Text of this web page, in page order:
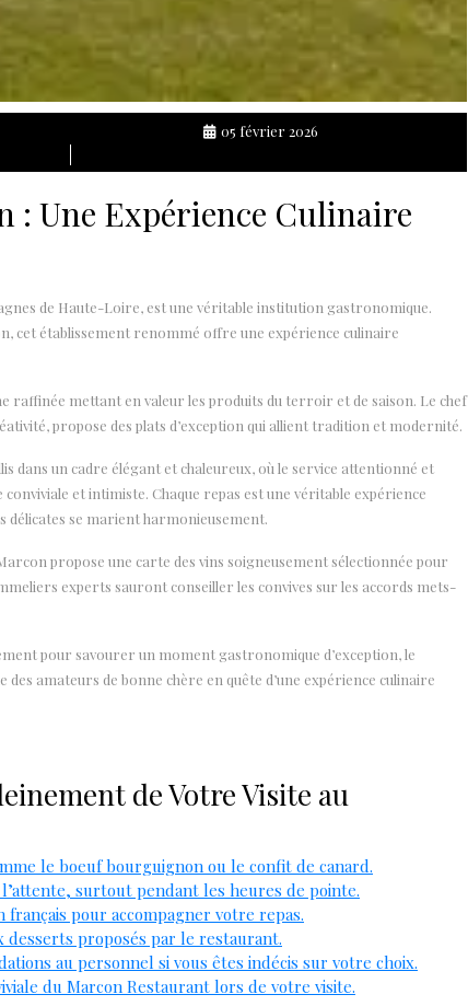
05 février 2026
: Une Expérience Culinaire
de Haute-Loire, est une véritable institution gastronomique.
cet établissement renommé offre une expérience culinaire
raffinée mettant en valeur les produits du terroir et de saison. Le chef
propose des plats d’exception qui allient tradition et modernité.
dans un cadre élégant et chaleureux, où le service attentionné et
et intimiste. Chaque repas est une véritable expérience
délicates se marient harmonieusement.
propose une carte des vins soigneusement sélectionnée pour
experts sauront conseiller les convives sur les accords mets-
pour savourer un moment gastronomique d’exception, le
amateurs de bonne chère en quête d’une expérience culinaire
de Votre Visite au
le boeuf bourguignon ou le confit de canard.
surtout pendant les heures de pointe.
pour accompagner votre repas.
desserts proposés par le restaurant.
au personnel si vous êtes indécis sur votre choix.
du Marcon Restaurant lors de votre visite.